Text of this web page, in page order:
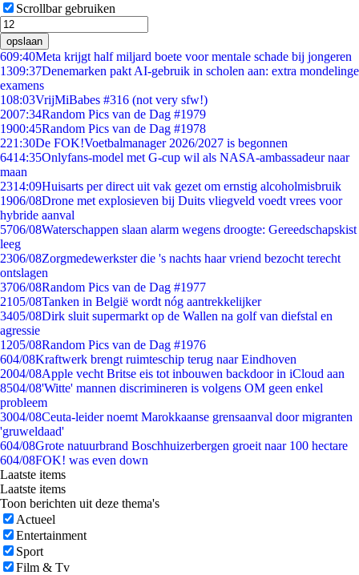
Scrollbar gebruiken
opslaan
609:40Meta krijgt half miljard boete voor mentale schade bij jongeren
1309:37Denemarken pakt AI-gebruik in scholen aan: extra mondelinge
examens
108:03VrijMiBabes #316 (not very sfw!)
2007:34Random Pics van de Dag #1979
1900:45Random Pics van de Dag #1978
221:30De FOK!Voetbalmanager 2026/2027 is begonnen
6414:35Onlyfans-model met G-cup wil als NASA-ambassadeur naar
maan
2314:09Huisarts per direct uit vak gezet om ernstig alcoholmisbruik
1906/08Drone met explosieven bij Duits vliegveld voedt vrees voor
hybride aanval
5706/08Waterschappen slaan alarm wegens droogte: Gereedschapskist
leeg
2306/08Zorgmedewerkster die 's nachts haar vriend bezocht terecht
ontslagen
3706/08Random Pics van de Dag #1977
2105/08Tanken in België wordt nóg aantrekkelijker
3405/08Dirk sluit supermarkt op de Wallen na golf van diefstal en
agressie
1205/08Random Pics van de Dag #1976
604/08Kraftwerk brengt ruimteschip terug naar Eindhoven
2004/08Apple vecht Britse eis tot inbouwen backdoor in iCloud aan
8504/08'Witte' mannen discrimineren is volgens OM geen enkel
probleem
3004/08Ceuta-leider noemt Marokkaanse grensaanval door migranten
'gruweldaad'
604/08Grote natuurbrand Boschhuizerbergen groeit naar 100 hectare
604/08FOK! was even down
Laatste items
Laatste items
Toon berichten uit deze thema's
Actueel
Entertainment
Sport
Film & Tv